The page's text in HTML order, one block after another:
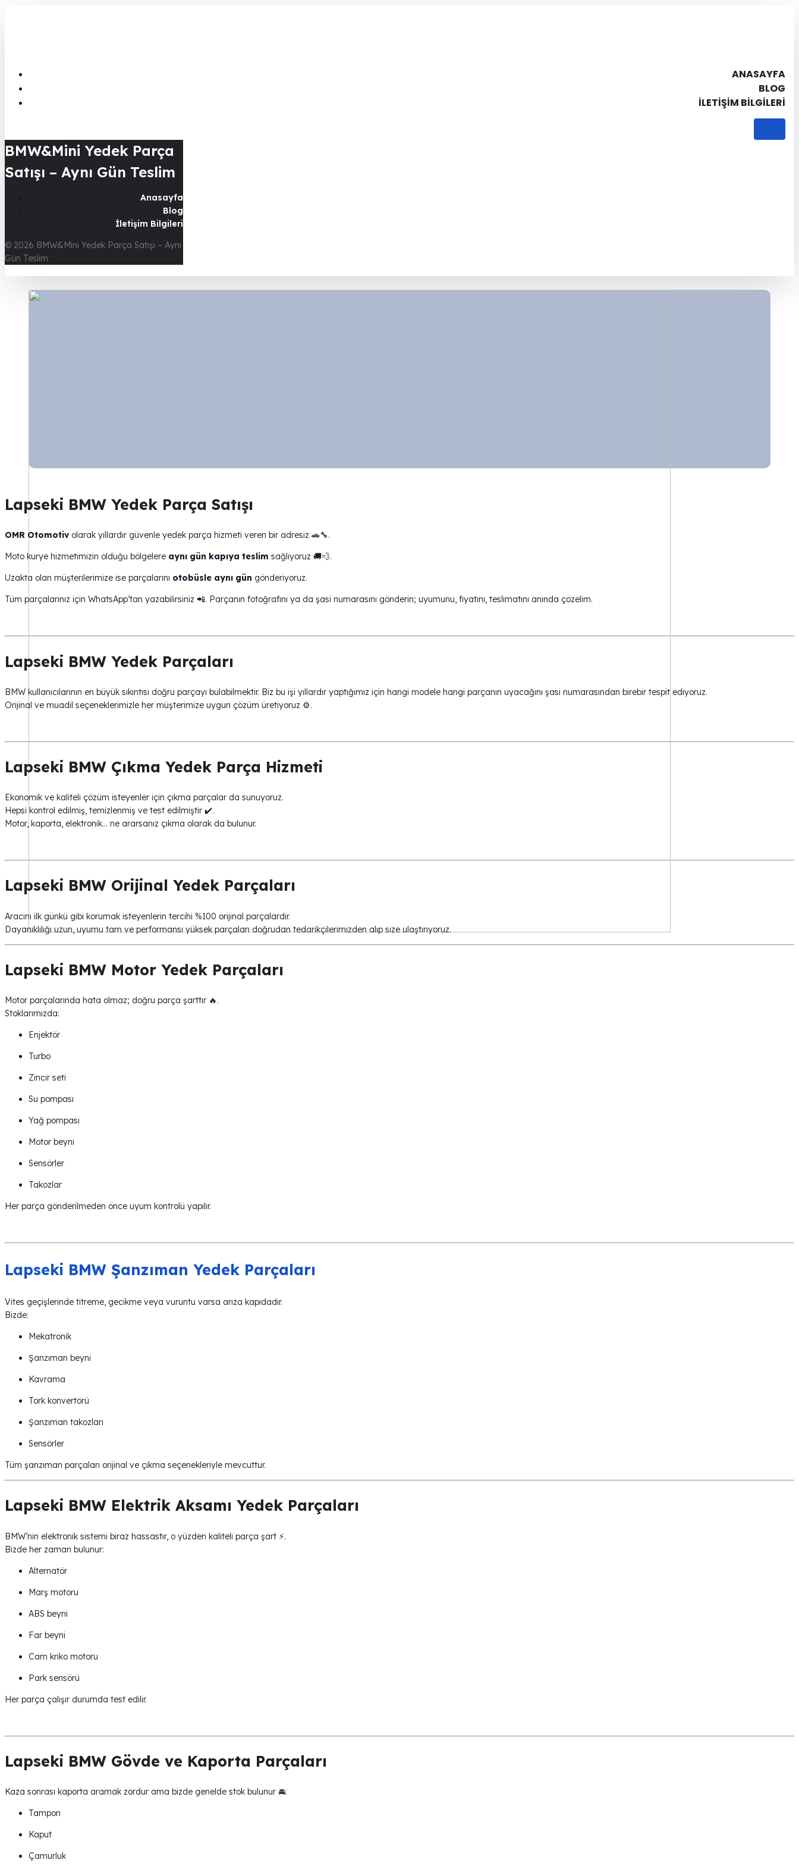
ANASAYFA
BLOG
İLETIŞIM BILGILERI
BMW&Mini Yedek Parça
Satışı – Aynı Gün Teslim
Anasayfa
Blog
İletişim Bilgileri
© 2026 BMW&Mini Yedek Parça Satışı – Aynı
Gün Teslim
Lapseki BMW Yedek Parça Satışı
OMR Otomotivolarak yıllardır güvenle yedek parça hizmeti veren bir adresiz 🚗🔧.
Moto kurye hizmetimizin olduğu bölgelere aynı gün kapıya teslim sağlıyoruz 🚚💨.
Uzakta olan müşterilerimize ise parçalarını otobüsle aynı gün gönderiyoruz.
Tüm parçalarınız için WhatsApp’tan yazabilirsiniz 📲. Parçanın fotoğrafını ya da şasi numarasını gönderin; uyumunu, fiyatını, teslimatını anında çözelim.
Lapseki BMW Yedek Parçaları
BMW kullanıcılarının en büyük sıkıntısı doğru parçayı bulabilmektir. Biz bu işi yıllardır yaptığımız için hangi modele hangi parçanın uyacağını şasi numarasından birebir tespit ediyoruz.
Orijinal ve muadil seçeneklerimizle her müşterimize uygun çözüm üretiyoruz ⚙️.
Lapseki BMW Çıkma Yedek Parça Hizmeti
Ekonomik ve kaliteli çözüm isteyenler için çıkma parçalar da sunuyoruz.
Hepsi kontrol edilmiş, temizlenmiş ve test edilmiştir ✔️.
Motor, kaporta, elektronik… ne ararsanız çıkma olarak da bulunur.
Lapseki BMW Orijinal Yedek Parçaları
Aracını ilk günkü gibi korumak isteyenlerin tercihi %100 orijinal parçalardır.
Dayanıklılığı uzun, uyumu tam ve performansı yüksek parçaları doğrudan tedarikçilerimizden alıp size ulaştırıyoruz.
Lapseki BMW Motor Yedek Parçaları
Motor parçalarında hata olmaz; doğru parça şarttır 🔥.
Stoklarımızda:
Enjektör
Turbo
Zincir seti
Su pompası
Yağ pompası
Motor beyni
Sensörler
Takozlar
Her parça gönderilmeden önce uyum kontrolü yapılır.
Lapseki BMW Şanzıman Yedek Parçaları
Vites geçişlerinde titreme, gecikme veya vuruntu varsa arıza kapıdadır.
Bizde:
Mekatronik
Şanzıman beyni
Kavrama
Tork konvertörü
Şanzıman takozları
Sensörler
Tüm şanzıman parçaları orijinal ve çıkma seçenekleriyle mevcuttur.
Lapseki BMW Elektrik Aksamı Yedek Parçaları
BMW’nin elektronik sistemi biraz hassastır, o yüzden kaliteli parça şart ⚡.
Bizde her zaman bulunur:
Alternatör
Marş motoru
ABS beyni
Far beyni
Cam kriko motoru
Park sensörü
Her parça çalışır durumda test edilir.
Lapseki BMW Gövde ve Kaporta Parçaları
Kaza sonrası kaporta aramak zordur ama bizde genelde stok bulunur 🚘:
Tampon
Kaput
Çamurluk